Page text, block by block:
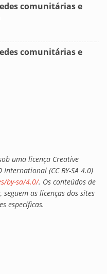
comunitárias e
comunitárias e
uma licença Creative
(CC BY-SA 4.0)
by-sa/4.0/. Os conteúdos de
as licenças dos sites
específicas.